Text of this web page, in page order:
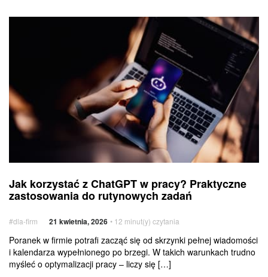
zastosowania
do rutynowych
zadań
korzystać
z ChatGPT
Praktyczne
zastosowania
do rutynowych
zadań
Usługi
dodatkowe
Jak korzystać z ChatGPT w pracy? Praktyczne
zastosowania do rutynowych zadań
#dla-firm 21 kwietnia, 2026 • 12 minut(y) czytania
Poranek w firmie potrafi zacząć się od skrzynki pełnej wiadomości
i kalendarza wypełnionego po brzegi. W takich warunkach trudno
myśleć o optymalizacji pracy – liczy się […]